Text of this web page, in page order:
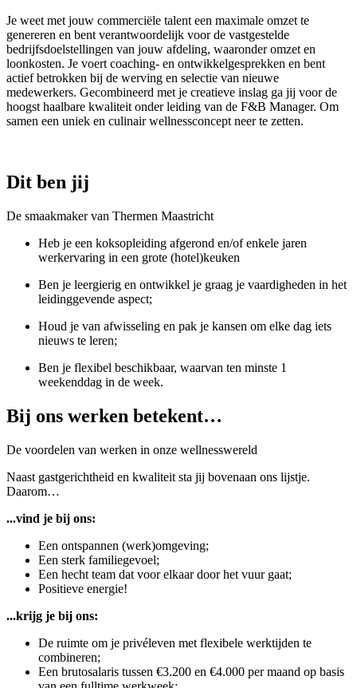
Je weet met jouw commerciële talent een maximale omzet te
genereren en bent verantwoordelijk voor de vastgestelde
bedrijfsdoelstellingen van jouw afdeling, waaronder omzet en
loonkosten. Je voert coaching- en ontwikkelgesprekken en bent
actief betrokken bij de werving en selectie van nieuwe
medewerkers. Gecombineerd met je creatieve inslag ga jij voor de
hoogst haalbare kwaliteit onder leiding van de F&B Manager. Om
samen een uniek en culinair wellnessconcept neer te zetten.
Dit ben jij
De smaakmaker van Thermen Maastricht
Heb je een koksopleiding afgerond en/of enkele jaren
werkervaring in een grote (hotel)keuken
Ben je leergierig en ontwikkel je graag je vaardigheden in het
leidinggevende aspect;
Houd je van afwisseling en pak je kansen om elke dag iets
nieuws te leren;
Ben je flexibel beschikbaar, waarvan ten minste 1
weekenddag in de week.
Bij ons werken betekent…
De voordelen van werken in onze wellnesswereld
Naast gastgerichtheid en kwaliteit sta jij bovenaan ons lijstje.
Daarom…
...vind je bij ons:
Een ontspannen (werk)omgeving;
Een sterk familiegevoel;
Een hecht team dat voor elkaar door het vuur gaat;
Positieve energie!
...krijg je bij ons:
De ruimte om je privéleven met flexibele werktijden te
combineren;
Een brutosalaris tussen €3.200 en €4.000 per maand op basis